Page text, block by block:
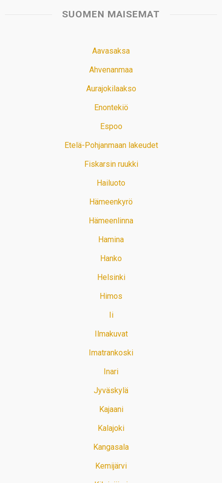
SUOMEN MAISEMAT
Aavasaksa
Ahvenanmaa
Aurajokilaakso
Enontekiö
Espoo
Etelä-Pohjanmaan lakeudet
Fiskarsin ruukki
Hailuoto
Hämeenkyrö
Hämeenlinna
Hamina
Hanko
Helsinki
Himos
Ii
Ilmakuvat
Imatrankoski
Inari
Jyväskylä
Kajaani
Kalajoki
Kangasala
Kemijärvi